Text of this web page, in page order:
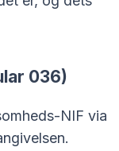
036)
NIF via